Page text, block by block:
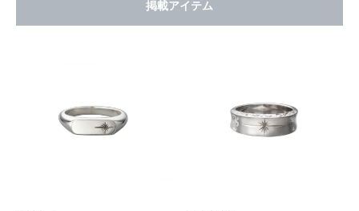
掲載アイテム